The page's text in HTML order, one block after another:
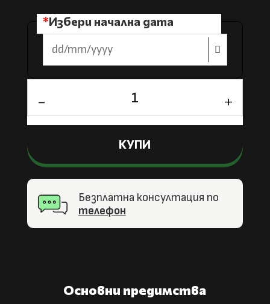
*Избери начална дата
Лицензирана
Кола
Mercedes
GT4
100W,
12V/7Ah,
КУПИ
Безплатна консултация по
телефон
Основни предимства